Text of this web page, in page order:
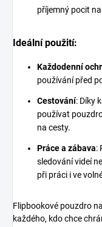
příjemný pocit
Ideální použití:
Každodenní
používání před
Cestování: Díky
používat
na cesty.
Práce a zábava:
sledování videí
při práci i ve
Flipbookové pouzdro
každého, kdo chce